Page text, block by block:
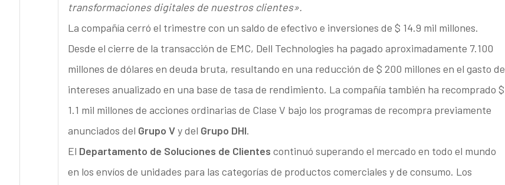
transformaciones digitales de nuestros clientes».
La compañía cerró el trimestre con un saldo de efectivo e inversiones de $ 14.9 mil millones.
Desde el cierre de la transacción de EMC, Dell Technologies ha pagado aproximadamente 7.100
millones de dólares en deuda bruta, resultando en una reducción de $ 200 millones en el gasto de
intereses anualizado en una base de tasa de rendimiento. La compañía también ha recomprado $
1.1 mil millones de acciones ordinarias de Clase V bajo los programas de recompra previamente
anunciados del Grupo Vy del Grupo DHI.
El Departamento de Soluciones de Clientes continuó superando el mercado en todo el mundo
en los envíos de unidades para las categorías de productos comerciales y de consumo. Los